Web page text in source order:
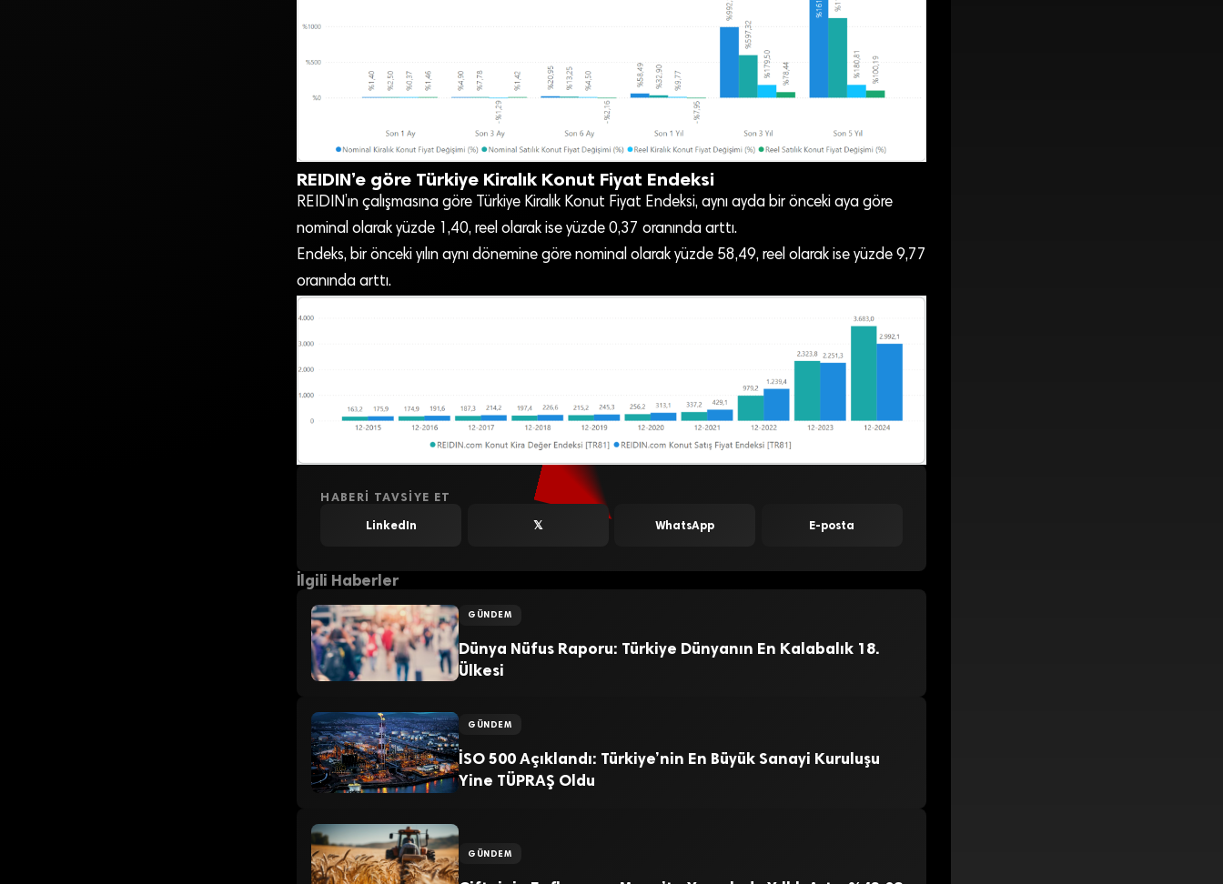
REIDIN’e göre Türkiye Kiralık Konut Fiyat Endeksi
REIDIN’ın çalışmasına göre Türkiye Kiralık Konut Fiyat Endeksi, aynı ayda bir önceki aya göre
nominal olarak yüzde 1,40, reel olarak ise yüzde 0,37 oranında arttı.
Endeks, bir önceki yılın aynı dönemine göre nominal olarak yüzde 58,49, reel olarak ise yüzde 9,77
oranında arttı.
HABERI TAVSIYE ET
LinkedIn 𝕏 WhatsApp E-posta
İlgili Haberler
GÜNDEM
Dünya Nüfus Raporu: Türkiye Dünyanın En Kalabalık 18.
Ülkesi
GÜNDEM
İSO 500 Açıklandı: Türkiye’nin En Büyük Sanayi Kuruluşu
Yine TÜPRAŞ Oldu
GÜNDEM